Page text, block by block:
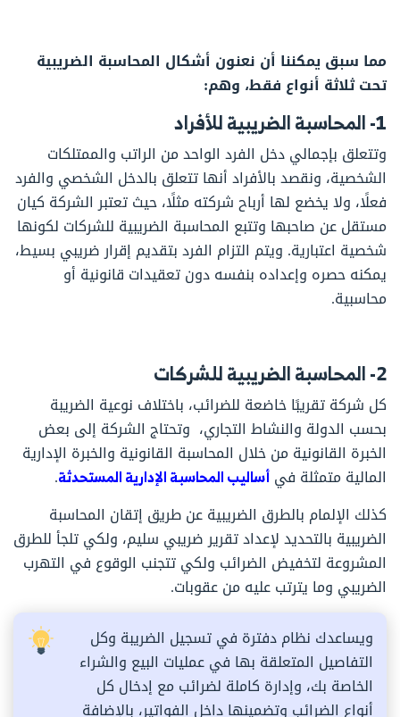
مما سبق يمكننا أن نعنون أشكال المحاسبة الضريبية
تحت ثلاثة أنواع فقط، وهم:
1- المحاسبة الضريبية للأفراد
وتتعلق بإجمالي دخل الفرد الواحد من الراتب والممتلكات
الشخصية، ونقصد بالأفراد أنها تتعلق بالدخل الشخصي والفرد
فعلًا، ولا يخضع لها أرباح شركته مثلًا، حيث تعتبر الشركة كيان
مستقل عن صاحبها وتتبع المحاسبة الضريبية للشركات لكونها
شخصية اعتبارية. ويتم التزام الفرد بتقديم إقرار ضريبي بسيط،
يمكنه حصره وإعداده بنفسه دون تعقيدات قانونية أو
محاسبية.
2- المحاسبة الضريبية للشركات
كل شركة تقريبًا خاضعة للضرائب، باختلاف نوعية الضريبة
بحسب الدولة والنشاط التجاري، وتحتاج الشركة إلى بعض
الخبرة القانونية من خلال المحاسبة القانونية والخبرة الإدارية
المالية متمثلة في أساليب المحاسبة الإدارية المستحدثة.
كذلك الإلمام بالطرق الضريبية عن طريق إتقان المحاسبة
الضريبية بالتحديد لإعداد تقرير ضريبي سليم، ولكي تلجأ للطرق
المشروعة لتخفيض الضرائب ولكي تتجنب الوقوع في التهرب
الضريبي وما يترتب عليه من عقوبات.
ويساعدك نظام دفترة في تسجيل الضريبة وكل
التفاصيل المتعلقة بها في عمليات البيع والشراء
الخاصة بك، وإدارة كاملة لضرائب مع إدخال كل
أنواع الضرائب وتضمينها داخل الفواتير، بالإضافة